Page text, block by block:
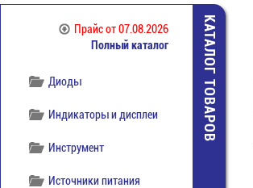
Прайсот 07.08.2026
Полный каталог
Диоды
Индикаторы и дисплеи
Инструмент
Источники питания
КАТАЛОГ ТОВАРОВ